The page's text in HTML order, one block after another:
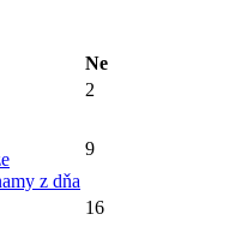
Ne
2
z dňa
9
16